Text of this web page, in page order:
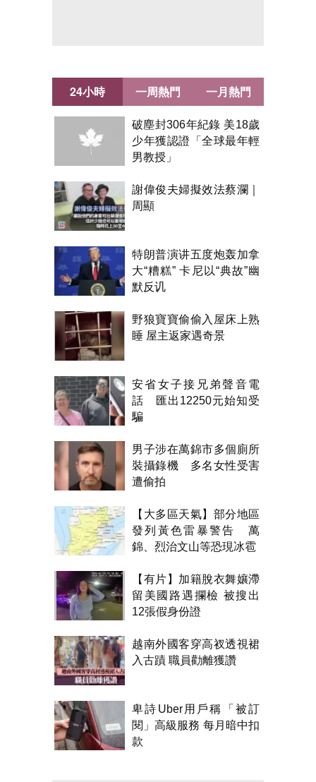
24小時
破塵封306年紀錄 美18歲
少年獲認證「全球最年輕
男教授」
謝偉俊夫婦擬效法蔡瀾｜
周顯
特朗普演讲五度炮轰加拿
大“糟糕” 卡尼以“典故”幽
默反讥
野狼寶寶偷偷入屋床上熟
睡 屋主返家遇奇景
安省女子接兄弟聲音電
話 匯出12250元始知受
騙
男子涉在萬錦市多個廁所
裝攝錄機 多名女性受害
遭偷拍
【大多區天氣】部分地區
發列黃色雷暴警告 萬
錦、烈治文山等恐現冰雹
【有片】加籍脫衣舞孃滯
留美國路遇攔檢 被搜出
12張假身份證
越南外國客穿高衩透視裙
入古蹟 職員勸離獲讚
卑詩Uber用戶稱「被訂
閱」高級服務 每月暗中扣
款
一周熱門 一月熱門